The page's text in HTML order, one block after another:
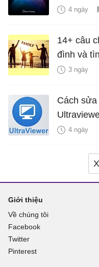
4 ngày
14+ câu
đình và
trong đời
3 ngày
Cách sửa
4 ngày
Giới thiệu
Về chúng tôi
Facebook
Twitter
Pinterest